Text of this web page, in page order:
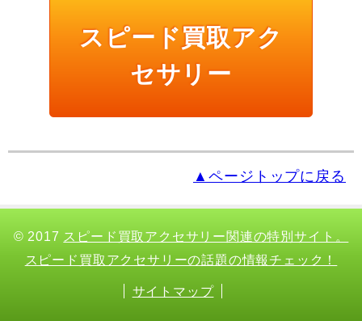
スピード買取アク
セサリー
▲ページトップに戻る
© 2017 スピード買取アクセサリー関連の特別サイト。
スピード買取アクセサリーの話題の情報チェック！
サイトマップ